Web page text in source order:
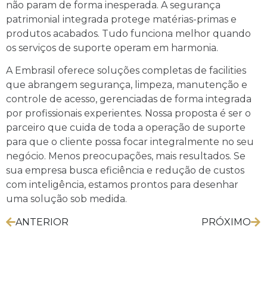
não param de forma inesperada. A segurança
patrimonial integrada protege matérias-primas e
produtos acabados. Tudo funciona melhor quando
os serviços de suporte operam em harmonia.
A Embrasil oferece soluções completas de facilities
que abrangem segurança, limpeza, manutenção e
controle de acesso, gerenciadas de forma integrada
por profissionais experientes. Nossa proposta é ser o
parceiro que cuida de toda a operação de suporte
para que o cliente possa focar integralmente no seu
negócio. Menos preocupações, mais resultados. Se
sua empresa busca eficiência e redução de custos
com inteligência, estamos prontos para desenhar
uma solução sob medida.
ANTERIOR PRÓXIMO